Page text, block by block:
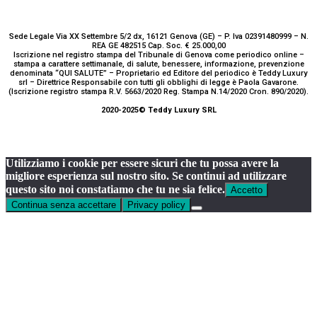
Sede Legale Via XX Settembre 5/2 dx, 16121 Genova (GE) – P. Iva 02391480999 – N.
REA GE 482515 Cap. Soc. € 25.000,00
Iscrizione nel registro stampa del Tribunale di Genova come periodico online –
stampa a carattere settimanale, di salute, benessere, informazione, prevenzione
denominata “QUI SALUTE” – Proprietario ed Editore del periodico è Teddy Luxury
srl – Direttrice Responsabile con tutti gli obblighi di legge è Paola Gavarone.
(Iscrizione registro stampa R.V. 5663/2020 Reg. Stampa N.14/2020 Cron. 890/2020).
2020-2025© Teddy Luxury SRL
Utilizziamo i cookie per essere sicuri che tu possa avere la
migliore esperienza sul nostro sito. Se continui ad utilizzare
questo sito noi constatiamo che tu ne sia felice. Accetto
Continua senza accettare
Privacy policy